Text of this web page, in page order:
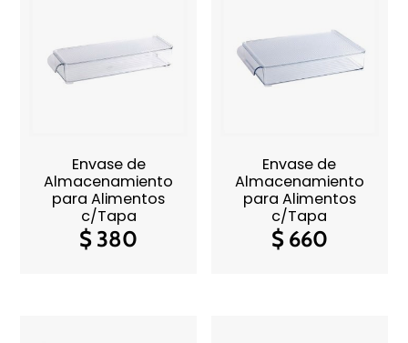
Envase de
Almacenamiento
para Alimentos
c/Tapa
$ 380
Envase de
Almacenamiento
para Alimentos
c/Tapa
$660